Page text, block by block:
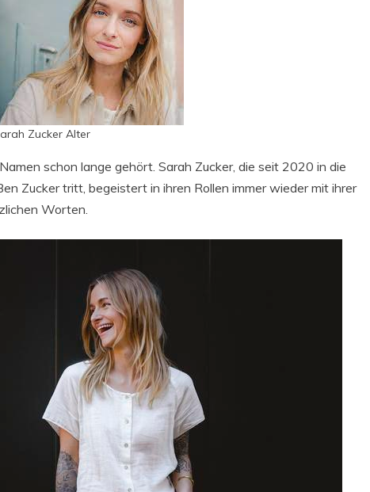
Zucker Alter
schon lange gehört. Sarah Zucker, die seit 2020 in die
Zucker tritt, begeistert in ihren Rollen immer wieder mit ihrer
Worten.